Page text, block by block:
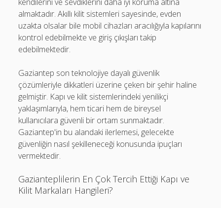
almaktadır. Akıllı kilit sistemleri sayesinde, evden
uzakta olsalar bile mobil cihazları aracılığıyla kapılarını
kontrol edebilmekte ve giriş çıkışları takip
edebilmektedir.
Gaziantep son teknolojiye dayalı güvenlik
çözümleriyle dikkatleri üzerine çeken bir şehir haline
gelmiştir. Kapı ve kilit sistemlerindeki yenilikçi
yaklaşımlarıyla, hem ticari hem de bireysel
kullanıcılara güvenli bir ortam sunmaktadır.
Gaziantep'in bu alandaki ilerlemesi, gelecekte
güvenliğin nasıl şekilleneceği konusunda ipuçları
vermektedir.
Gazianteplilerin En Çok Tercih Ettiği Kapı ve
Kilit Markaları Hangileri?